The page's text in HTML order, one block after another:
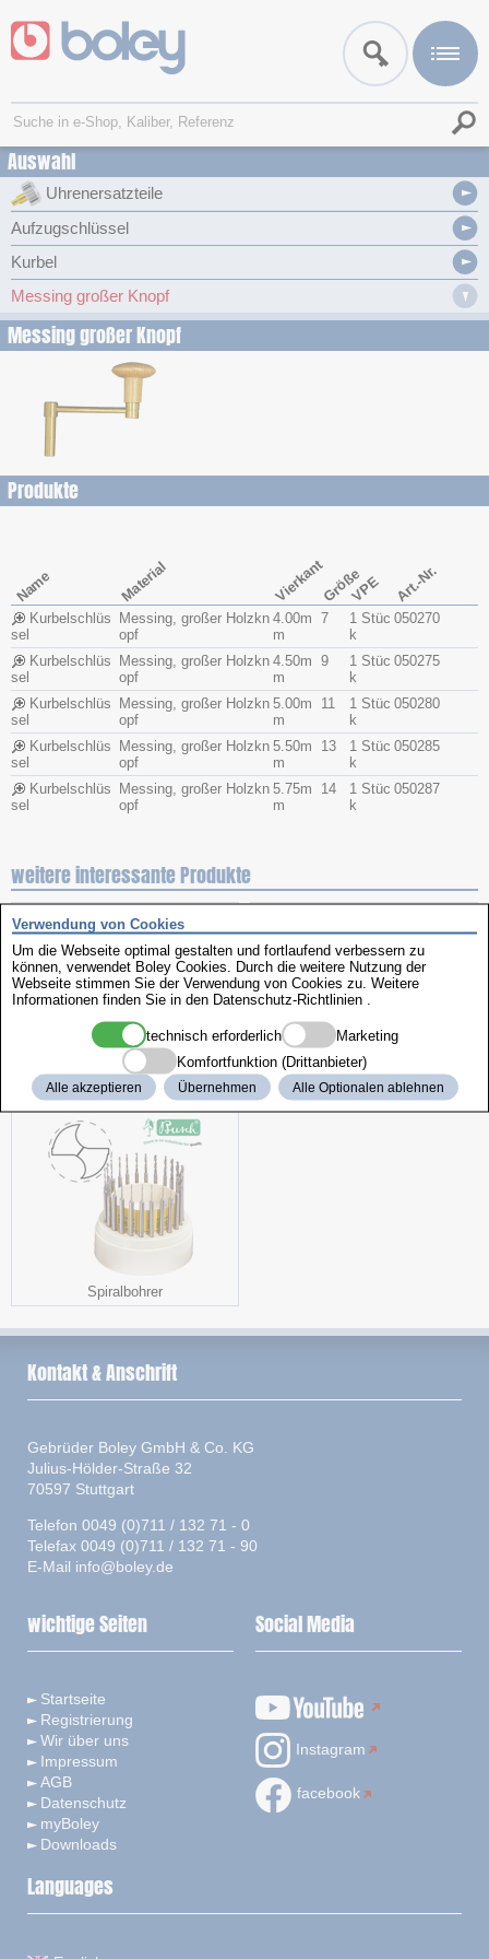
Auswahl
Uhrenersatzteile
Aufzugschlüssel
Kurbel
Messing großer Knopf
Messing großer Knopf
Produkte
Name Material VierkantGrößeVPE Art.-Nr.
Kurbelschlüs
sel
Messing, großer Holzkn
opf
4.00m
m
7
1 Stüc
k
050270
Kurbelschlüs
sel
Messing, großer Holzkn
opf
4.50m
m
9
1 Stüc
k
050275
Kurbelschlüs
sel
Messing, großer Holzkn
opf
5.00m
m
11
1 Stüc
k
050280
Kurbelschlüs
sel
Messing, großer Holzkn
opf
5.50m
m
13
1 Stüc
k
050285
Kurbelschlüs
sel
Messing, großer Holzkn
opf
5.75m
m
14
1 Stüc
k
050287
weitere interessante Produkte
Butterfly Schließen Werkzeugständer Caddy
Spiralbohrer
Verwendung von Cookies
Um die Webseite optimal gestalten und fortlaufend verbessern zu
können, verwendet Boley Cookies. Durch die weitere Nutzung der
Webseite stimmen Sie der Verwendung von Cookies zu. Weitere
Informationen finden Sie in den Datenschutz-Richtlinien
technisch erforderlich
Marketing
Komfortfunktion (Drittanbieter)
Alle akzeptieren Übernehmen Alle Optionalen ablehnen
Kontakt & Anschrift
Gebrüder Boley GmbH & Co. KG
Julius-Hölder-Straße 32
70597 Stuttgart
Telefon 0049 (0)711 / 132 71 - 0
Telefax 0049 (0)711 / 132 71 - 90
E-Mail info@boley.de
wichtige Seiten
Startseite
Registrierung
Wir über uns
Impressum
AGB
Datenschutz
myBoley
Downloads
Social Media
Instagram
facebook
Languages